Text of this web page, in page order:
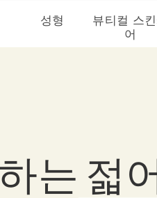
성형
뷰티컬 스킨
어
는 젋